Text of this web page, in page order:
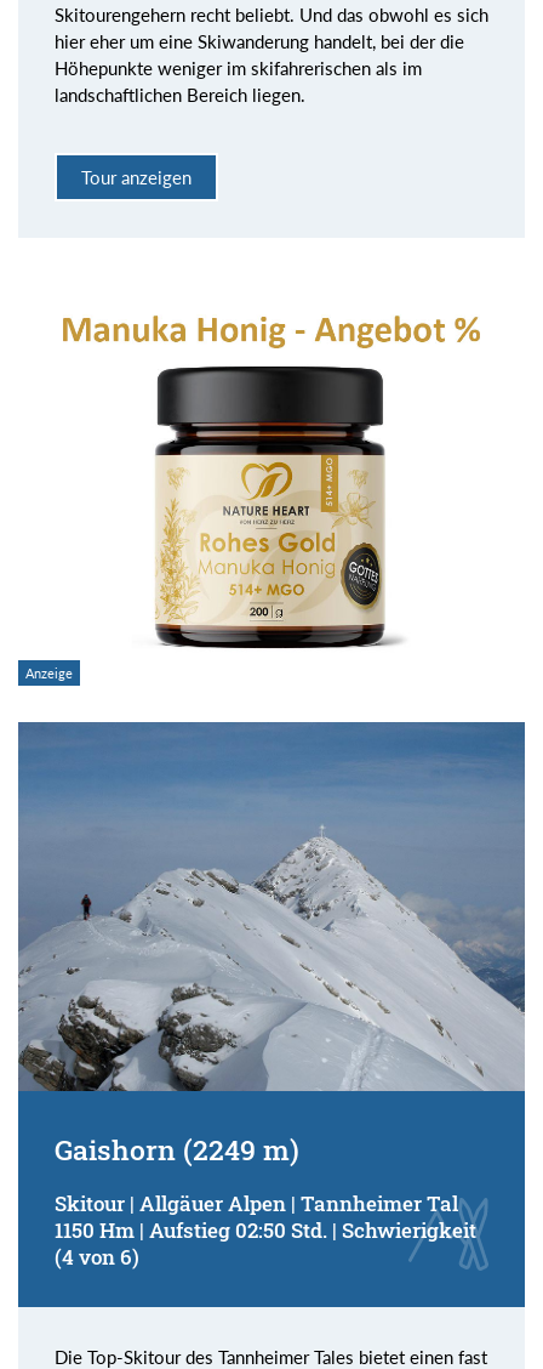
Skitourengehern recht beliebt. Und das obwohl es sich
hier eher um eine Skiwanderung handelt, bei der die
Höhepunkte weniger im skifahrerischen als im
landschaftlichen Bereich liegen.
Tour anzeigen
Gaishorn (2249 m)
Skitour | Allgäuer Alpen | Tannheimer Tal
1150 Hm | Aufstieg 02:50 Std. | Schwierigkeit
(4 von 6)
Die Top-Skitour des Tannheimer Tales bietet einen fast